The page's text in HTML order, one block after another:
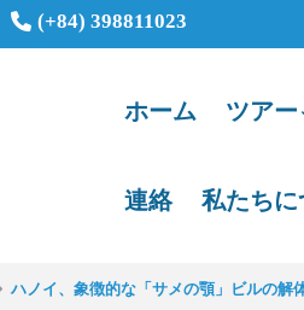
(+84) 398811023
ホーム ツアー
連絡 私たちに
ハノイ、象徴的な「サメの顎」ビルの解